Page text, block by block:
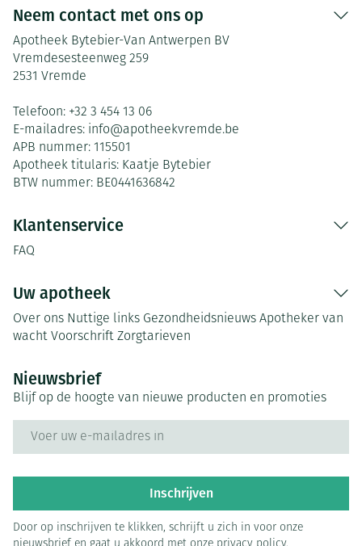
Neem contact met ons op
Apotheek Bytebier-Van Antwerpen BV
Vremdesesteenweg 259
2531 Vremde
Telefoon: +32 3 454 13 06
E-mailadres: info@apotheekvremde.be
APB nummer: 115501
Apotheek titularis: Kaatje Bytebier
BTW nummer: BE0441636842
Klantenservice
FAQ
Uw apotheek
Over ons Nuttige links Gezondheidsnieuws Apotheker van
wacht Voorschrift Zorgtarieven
Nieuwsbrief
Blijf op de hoogte van nieuwe producten en promoties
Inschrijven
Door op inschrijven te klikken, schrijft u zich in voor onze